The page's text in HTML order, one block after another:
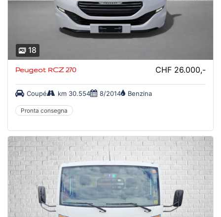
18
Peugeot RCZ 270 CHF 26.000,-
Coupé km 30.554 8/2014 Benzina
Pronta consegna